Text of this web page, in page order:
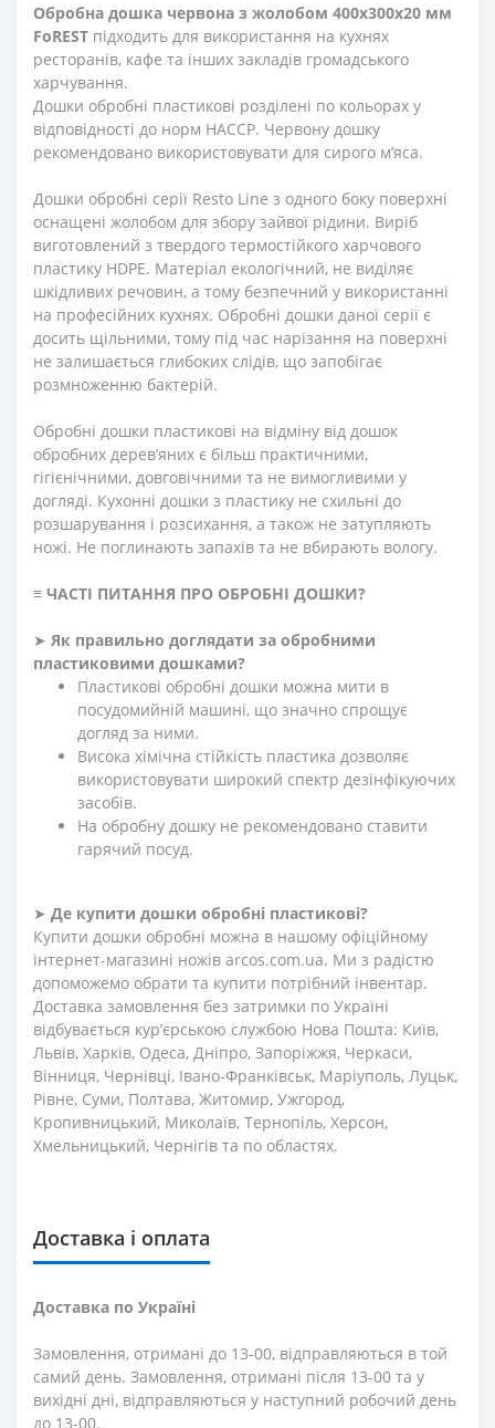
Обробна дошка червона з жолобом 400х300х20 мм
FoREST підходить для використання на кухнях
ресторанів, кафе та інших закладів громадського
харчування.
Дошки обробні пластикові розділені по кольорах у
відповідності до норм НАССР. Червону дошку
рекомендовано використовувати для сирого м’яса.
Дошки обробні серії Resto Line з одного боку поверхні
оснащені жолобом для збору зайвої рідини. Виріб
виготовлений з твердого термостійкого харчового
пластику HDPE. Матеріал екологічний, не виділяє
шкідливих речовин, а тому безпечний у використанні
на професійних кухнях. Обробні дошки даної серії є
досить щільними, тому під час нарізання на поверхні
не залишається глибоких слідів, що запобігає
розмноженню бактерій.
Обробні дошки пластикові на відміну від дошок
обробних дерев’яних є більш практичними,
гігієнічними, довговічними та не вимогливими у
догляді. Кухонні дошки з пластику не схильні до
розшарування і розсихання, а також не затупляють
ножі. Не поглинають запахів та не вбирають вологу.
≡ ЧАСТІ ПИТАННЯ ПРО ОБРОБНІ ДОШКИ?
➤ Як правильно доглядати за обробними
пластиковими дошками?
Пластикові обробні дошки можна мити в
посудомийній машині, що значно спрощує
догляд за ними.
Висока хімічна стійкість пластика дозволяє
використовувати широкий спектр дезінфікуючих
засобів.
На обробну дошку не рекомендовано ставити
гарячий посуд.
➤ Де купити дошки обробні пластикові?
Купити дошки обробні можна в нашому офіційному
інтернет-магазині ножів arcos.com.ua. Ми з радістю
допоможемо обрати та купити потрібний інвентар.
Доставка замовлення без затримки по Україні
відбувається кур’єрською службою Нова Пошта: Київ,
Львів, Харків, Одеса, Дніпро, Запоріжжя, Черкаси,
Вінниця, Чернівці, Івано-Франківськ, Маріуполь, Луцьк,
Рівне, Суми, Полтава, Житомир, Ужгород,
Кропивницький, Миколаїв, Тернопіль, Херсон,
Хмельницький, Чернігів та по областях.
Доставка і оплата
Доставка по Україні
Замовлення, отримані до 13-00, відправляються в той
самий день. Замовлення, отримані після 13-00 та у
вихідні дні, відправляються у наступний робочий день
до 13-00.